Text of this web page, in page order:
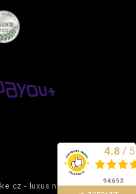
- luxus na dosah ruky.
Vynikající4.8 / 5
94693